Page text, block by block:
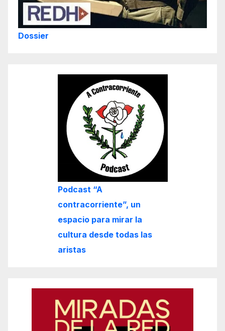
Dossier
Podcast “A
contracorriente”, un
espacio para mirar la
cultura desde todas las
aristas